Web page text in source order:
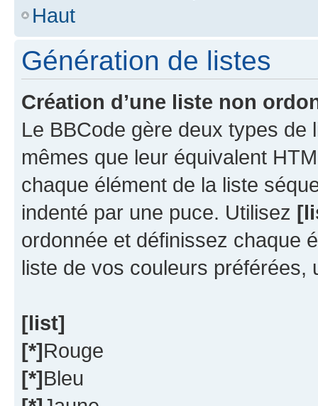
Haut
Génération de listes
Création d’une liste non
Le BBCode gère deux types
mêmes que leur équivalent
chaque élément de la liste
indenté par une puce. Utilisez
ordonnée et définissez chaque
liste de vos couleurs préférées,
[list]
[*]Rouge
[*]Bleu